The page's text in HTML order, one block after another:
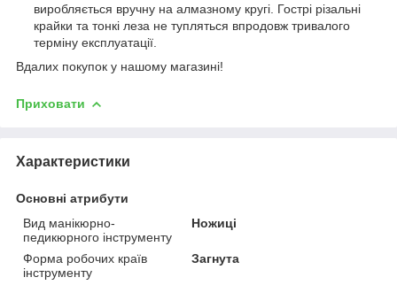
виробляється вручну на алмазному кругі. Гострі різальні
крайки та тонкі леза не тупляться впродовж тривалого
терміну експлуатації.
Вдалих покупок у нашому магазині!
Приховати
Характеристики
Основні атрибути
Вид манікюрно-
педикюрного інструменту
Ножиці
Форма робочих країв
інструменту
Загнута